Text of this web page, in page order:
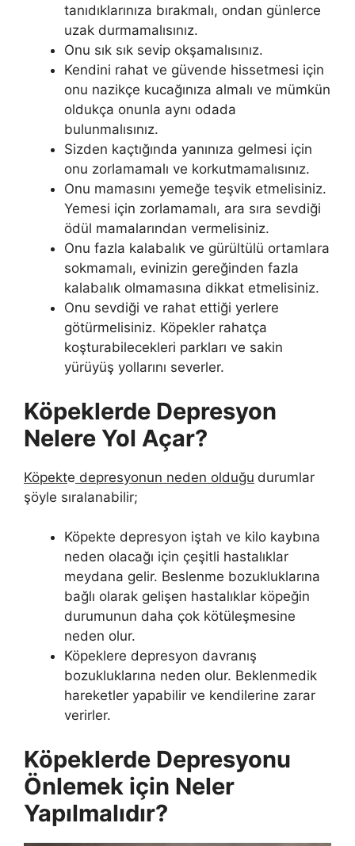
tanıdıklarınıza bırakmalı, ondan günlerce
uzak durmamalısınız.
Onu sık sık sevip okşamalısınız.
Kendini rahat ve güvende hissetmesi için
onu nazikçe kucağınıza almalı ve mümkün
oldukça onunla aynı odada
bulunmalısınız.
Sizden kaçtığında yanınıza gelmesi için
onu zorlamamalı ve korkutmamalısınız.
Onu mamasını yemeğe teşvik etmelisiniz.
Yemesi için zorlamamalı, ara sıra sevdiği
ödül mamalarından vermelisiniz.
Onu fazla kalabalık ve gürültülü ortamlara
sokmamalı, evinizin gereğinden fazla
kalabalık olmamasına dikkat etmelisiniz.
Onu sevdiği ve rahat ettiği yerlere
götürmelisiniz. Köpekler rahatça
koşturabilecekleri parkları ve sakin
yürüyüş yollarını severler.
Köpeklerde Depresyon
Nelere Yol Açar?
Köpekte depresyonun neden olduğu durumlar
şöyle sıralanabilir;
Köpekte depresyon iştah ve kilo kaybına
neden olacağı için çeşitli hastalıklar
meydana gelir. Beslenme bozukluklarına
bağlı olarak gelişen hastalıklar köpeğin
durumunun daha çok kötüleşmesine
neden olur.
Köpeklere depresyon davranış
bozukluklarına neden olur. Beklenmedik
hareketler yapabilir ve kendilerine zarar
verirler.
Köpeklerde Depresyonu
Önlemek için Neler
Yapılmalıdır?